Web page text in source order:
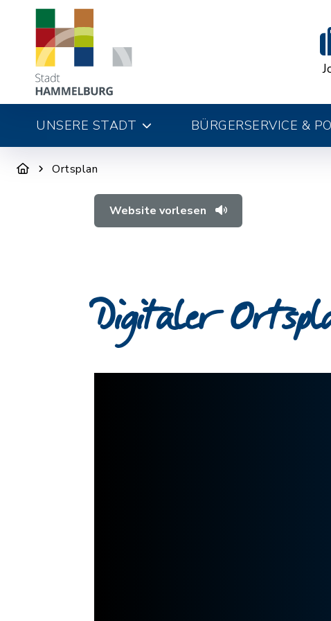
UNSERE STADT BÜRGERSERVICE &
Ortsplan
Website vorlesen
Digitaler